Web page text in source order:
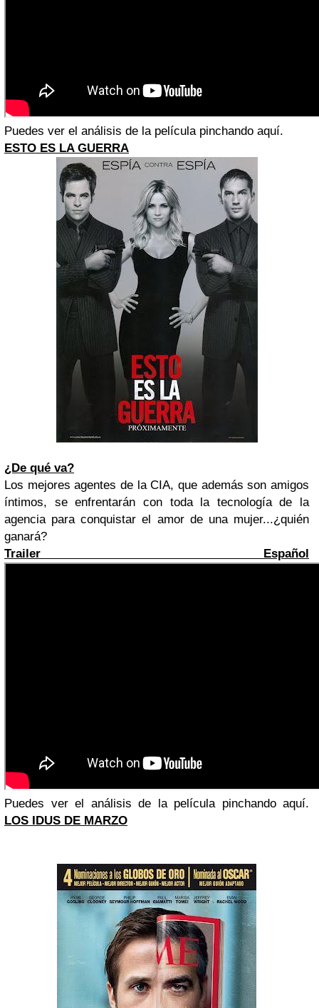
Puedes ver el análisis de la película pinchando aquí.
ESTO ES LA GUERRA
¿De qué va?
Los mejores agentes de la CIA, que además son amigos
íntimos, se enfrentarán con toda la tecnología de la
agencia para conquistar el amor de una mujer...¿quién
ganará?
Trailer Español
Puedes ver el análisis de la película pinchando aquí.
LOS IDUS DE MARZO